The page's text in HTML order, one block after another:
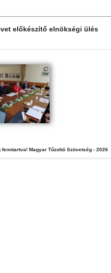
előkészítő elnökségi ülés
fenntartva! Magyar Tűzoltó Szövetség - 2026